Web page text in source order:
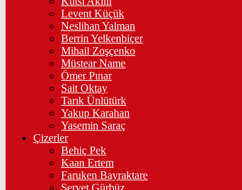
Levent Küçük
Neslihan Yalman
Berrin Yelkenbiçer
Mihail Zoşçenko
Müstear Name
Ömer Pınar
Sait Oktay
Tarık Ünlütürk
Yakup Karahan
Yasemin Saraç
Çizerler
Behiç Pek
Kaan Ertem
Faruken Bayraktare
Servet Gürbüz